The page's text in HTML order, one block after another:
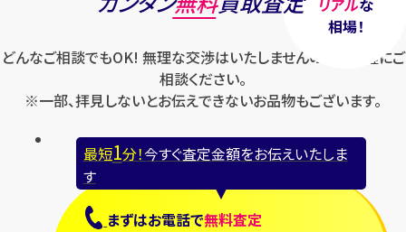
リアルな
相場！
どんなご相談でもOK! 無理な交渉はいたしませんのでお気軽にご
相談ください。
※一部、拝見しないとお伝えできないお品物もございます。
最短1分！今すぐ査定金額をお伝えいたしま
す
まずはお電話で無料査定